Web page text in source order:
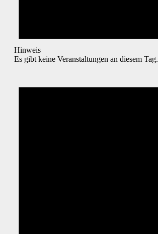
Hinweis
Es gibt keine Veranstaltungen an diesem Tag.